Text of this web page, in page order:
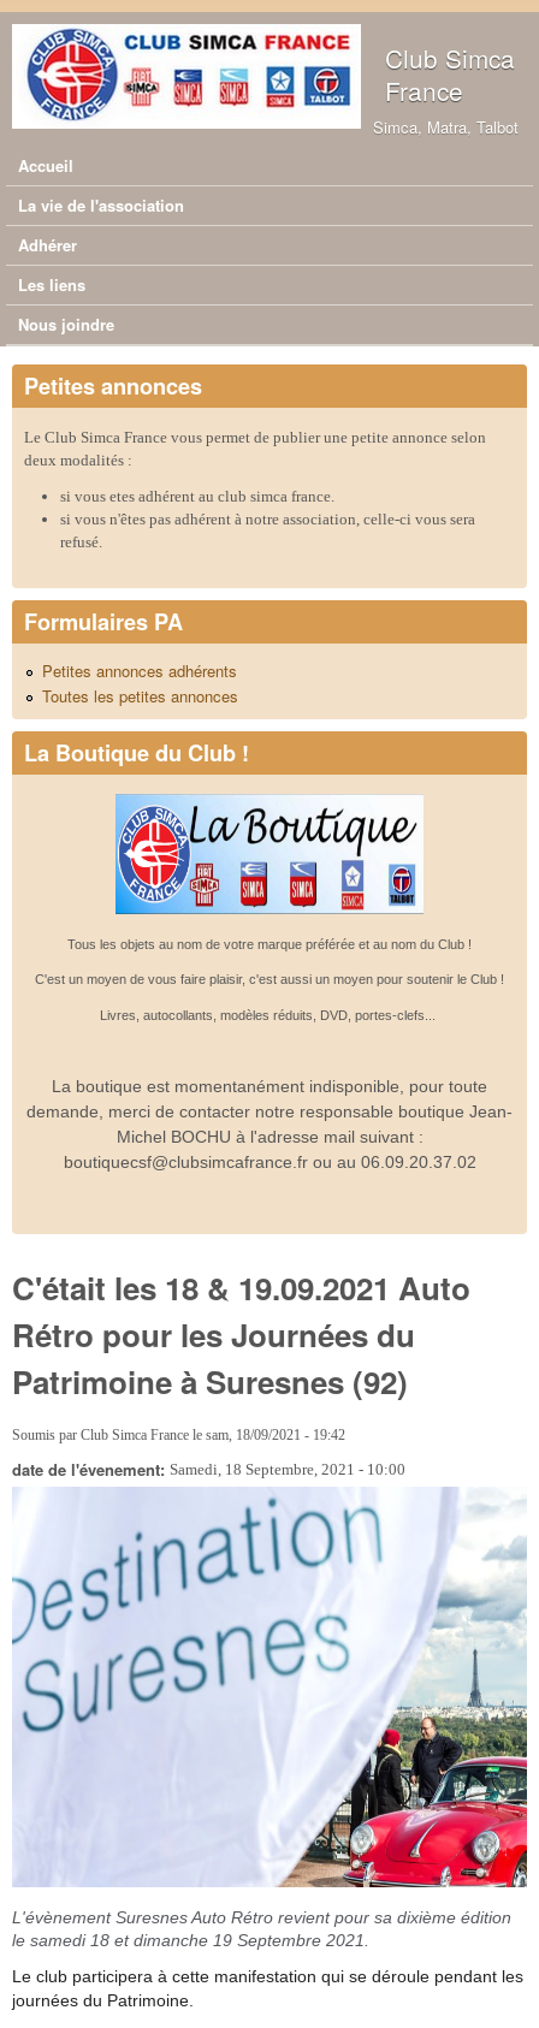
Aller au contenu principal
Club Simca
France
Simca, Matra, Talbot
Menu principal
Accueil
La vie de l'association
Adhérer
Les liens
Nous joindre
Petites annonces
Le Club Simca France vous permet de publier une petite annonce selon
deux modalités :
si vous etes adhérent au club simca france.
si vous n'êtes pas adhérent à notre association, celle-ci vous sera
refusé.
Formulaires PA
Petites annonces adhérents
Toutes les petites annonces
La Boutique du Club !
Tous les objets au nom de votre marque préférée et au nom du Club !
C'est un moyen de vous faire plaisir, c'est aussi un moyen pour soutenir le Club !
Livres, autocollants, modèles réduits, DVD, portes-clefs...
La boutique est momentanément indisponible, pour toute
demande, merci de contacter notre responsable boutique Jean-
Michel BOCHU à l'adresse mail suivant :
boutiquecsf@clubsimcafrance.fr ou au 06.09.20.37.02
C'était les 18 & 19.09.2021 Auto
Rétro pour les Journées du
Patrimoine à Suresnes (92)
Soumis par Club Simca France le sam, 18/09/2021 - 19:42
date de l'évenement: Samedi, 18 Septembre, 2021 - 10:00
L'évènement Suresnes Auto Rétro revient pour sa dixième édition
le samedi 18 et dimanche 19 Septembre 2021.
Le club participera à cette manifestation qui se déroule pendant les
journées du Patrimoine.